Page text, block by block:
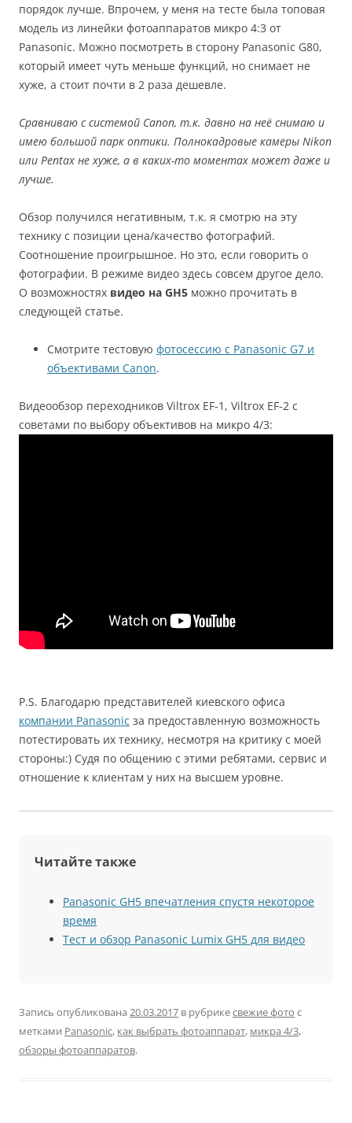
порядок лучше. Впрочем, у меня на тесте была топовая
модель из линейки фотоаппаратов микро 4:3 от
Panasonic. Можно посмотреть в сторону Panasonic G80,
который имеет чуть меньше функций, но снимает не
хуже, а стоит почти в 2 раза дешевле.
Сравниваю с системой Canon, т.к. давно на неё снимаю и
имею большой парк оптики. Полнокадровые камеры Nikon
или Pentax не хуже, а в каких-то моментах может даже и
лучше.
Обзор получился негативным, т.к. я смотрю на эту
технику с позиции цена/качество фотографий.
Соотношение проигрышное. Но это, если говорить о
фотографии. В режиме видео здесь совсем другое дело.
О возможностях видео на GH5 можно прочитать в
следующей статье.
Смотрите тестовую фотосессию с Panasonic G7 и
объективами Canon.
Видеообзор переходников Viltrox EF-1, Viltrox EF-2 с
советами по выбору объективов на микро 4/3:
P.S. Благодарю представителей киевского офиса
компании Panasonic за предоставленную возможность
потестировать их технику, несмотря на критику с моей
стороны:) Судя по общению с этими ребятами, сервис и
отношение к клиентам у них на высшем уровне.
Читайте также
Panasonic GH5 впечатления спустя некоторое
время
Тест и обзор Panasonic Lumix GH5 для видео
Запись опубликована 20.03.2017 в рубрикесвежие фото с
метками Panasonic, как выбрать фотоаппарат, микра 4/3,
обзоры фотоаппаратов.